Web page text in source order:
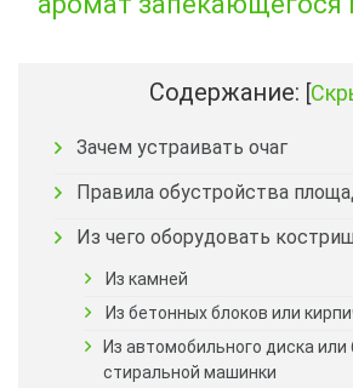
Содержание: [
Зачем устраивать очаг
Правила обустройства
Из чего оборудовать
Из камней
Из бетонных блоков или
Из автомобильного диска или
стиральной машинки